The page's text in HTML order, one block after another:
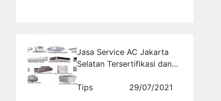
Jasa Service AC Jakarta
Selatan Tersertifikasi dan
Tips
29/07/2021